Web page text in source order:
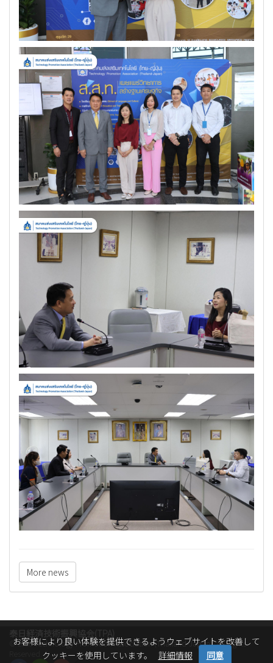
More news
© 2026Technology Promotion Association (Thailand-Japan). All Rights
お客様により良い体験を提供できるようウェブサイトを改善して
クッキーを使用しています。
詳細情報 同意